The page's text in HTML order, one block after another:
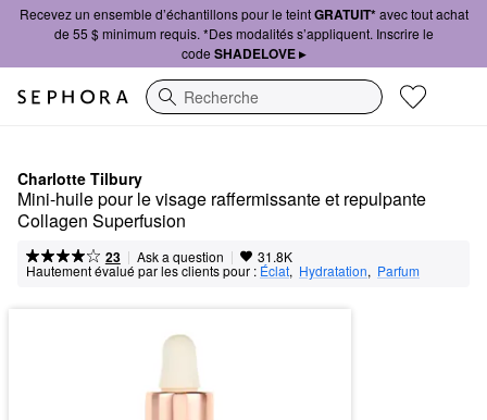
Recevez un ensemble d’échantillons pour le teintGRATUIT*avec tout achat
de 55 $ minimum requis. *Des modalités s’appliquent. Inscrire le
code SHADELOVE ▸
Recherche
Charlotte Tilbury
Mini-huile pour le visage raffermissante et repulpante
Collagen Superfusion
23 | Ask a question | 31.8K
Hautement évalué par les clients pour : Éclat, Hydratation, Parfum